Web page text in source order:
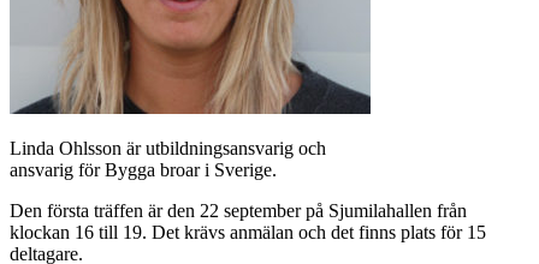
Linda Ohlsson är utbildningsansvarig och
ansvarig för Bygga broar i Sverige.
Den första träffen är den 22 september på Sjumilahallen från
klockan 16 till 19. Det krävs anmälan och det finns plats för 15
deltagare.